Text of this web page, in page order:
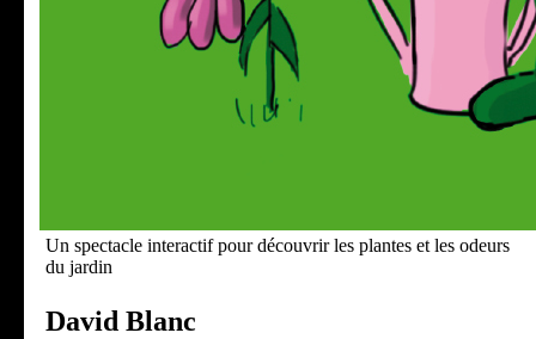
Un spectacle interactif pour découvrir les plantes et les odeurs
du jardin
David Blanc